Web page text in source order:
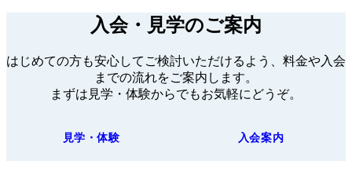
入会・見学のご案内
はじめての方も安心してご検討いただけるよう、料金や入会
までの流れをご案内します。
まずは見学・体験からでもお気軽にどうぞ。
見学・体験 入会案内